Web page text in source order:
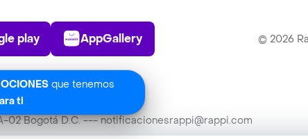
que tenemos
ti
Play Store
play
AppGallery
AppGallery © 2026
02 Bogotá D.C. --- notificacionesrappi@rappi.com